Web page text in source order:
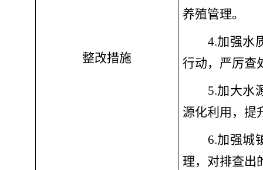
整改措施
养殖管理。
4.加强水
行动，严厉查
5.加大水
源化利用，提
6.加强城
理，对排查出